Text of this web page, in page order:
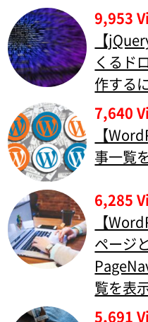
9,953
【
くるド
作する
7,640
【
事一覧
6,285
【
ページ
覧を表
5,691